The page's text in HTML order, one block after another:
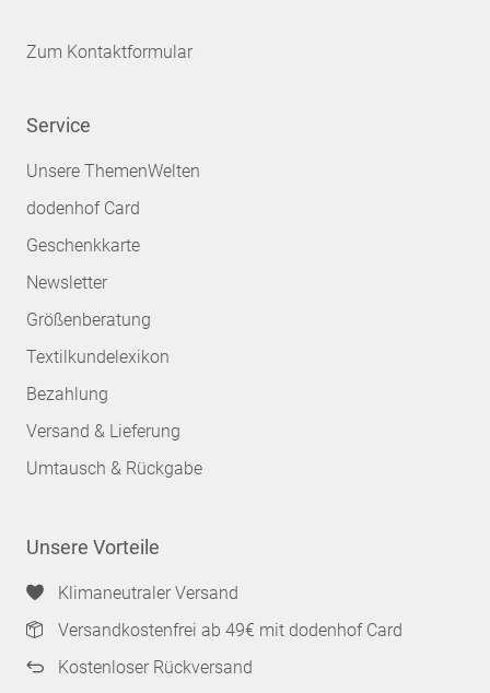
Zum Kontaktformular
Service
Unsere ThemenWelten
dodenhof Card
Geschenkkarte
Newsletter
Größenberatung
Textilkundelexikon
Bezahlung
Versand & Lieferung
Umtausch & Rückgabe
Unsere Vorteile
Klimaneutraler Versand
Versandkostenfrei ab 49€ mit dodenhof Card
Kostenloser Rückversand